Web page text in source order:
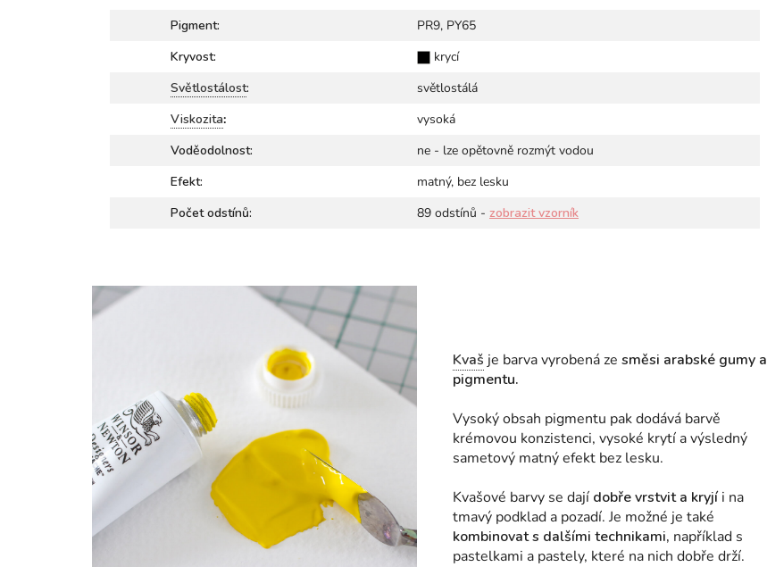
Pigment:
PR9, PY65
Kryvost:
krycí
Světlostálost:
světlostálá
Viskozita:
vysoká
Voděodolnost:
ne - lze opětovně rozmýt vodou
Efekt:
matný, bez lesku
Počet odstínů:
89 odstínů - zobrazit vzorník
Kvaš je barva vyrobená zesměsi arabské gumy a
pigmentu.
Vysoký obsah pigmentu pak dodává barvě
krémovou konzistenci, vysoké krytí a výsledný
sametový matný efekt bez lesku.
Kvašové barvy se dají dobře vrstvit a kryjíi na
tmavý podklad a pozadí. Je možné je také
kombinovat s dalšími technikami, například s
pastelkami a pastely, které na nich dobře drží.